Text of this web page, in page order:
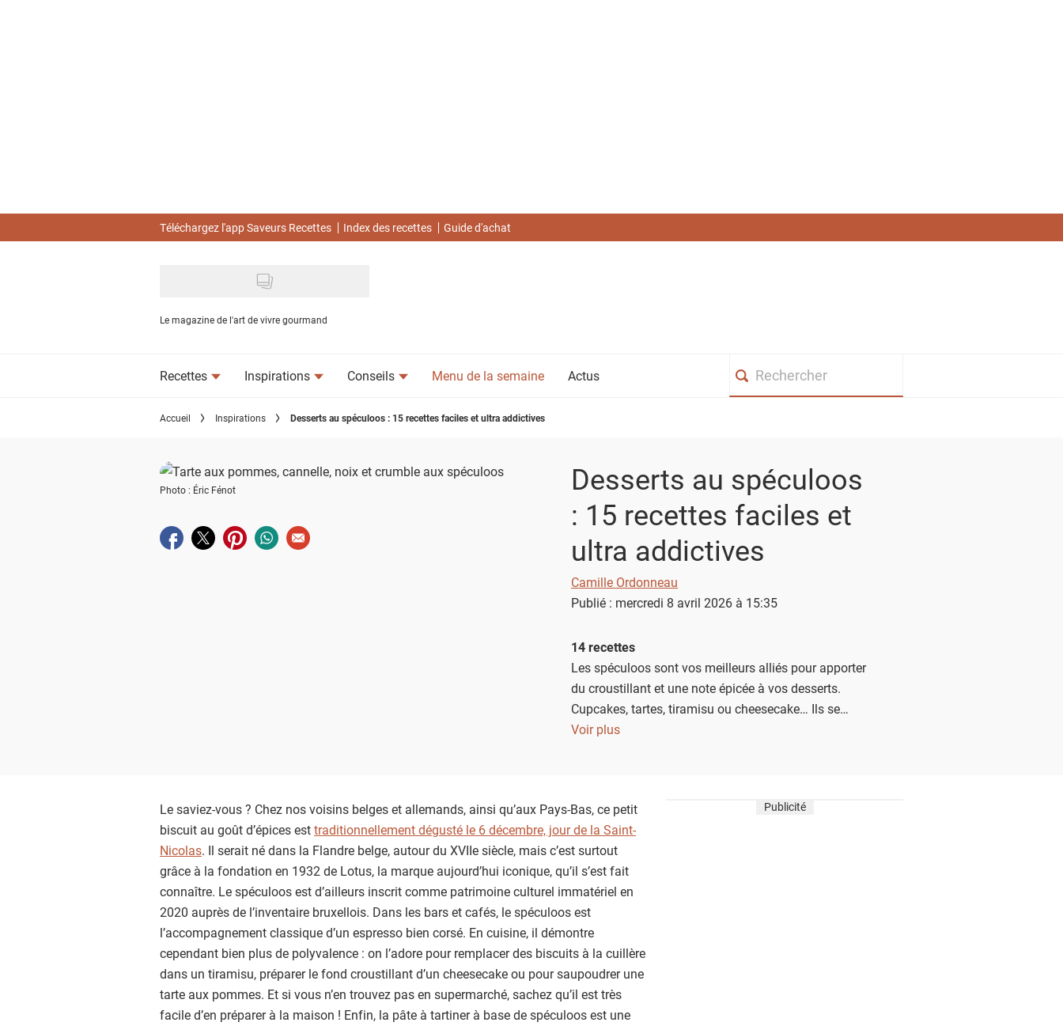
Téléchargez l'app Saveurs Recettes Index des recettes Guide d'achat
Le magazine de l'art de vivre gourmand
Recettes Inspirations Conseils Menu de la semaine Actus
Accueil Inspirations Desserts au spéculoos : 15 recettes faciles et ultra addictives
Photo : Éric Fénot
Partager sur facebook
Partager sur twitter
Partager sur pinterest
Partager sur whatsapp
Envoyer à un ami
Desserts au spéculoos
: 15 recettes faciles et
ultra addictives
Camille Ordonneau
Publié : mercredi 8 avril 2026 à 15:35
14 recettes
Les spéculoos sont vos meilleurs alliés pour apporter
du croustillant et une note épicée à vos desserts.
Cupcakes, tartes, tiramisu ou cheesecake… Ils se
prêtent à toutes les gourmandises.
Voir plus
Le saviez-vous ? Chez nos voisins belges et allemands, ainsi qu’aux Pays-Bas, ce petit
biscuit au goût d’épices esttraditionnellement dégusté le 6 décembre, jour de la Saint-
Nicolas. Il serait né dans la Flandre belge, autour du XVIIe siècle, mais c’est surtout
grâce à la fondation en 1932 de Lotus, la marque aujourd’hui iconique, qu’il s’est fait
connaître. Le spéculoos est d’ailleurs inscrit comme patrimoine culturel immatériel en
2020 auprès de l’inventaire bruxellois. Dans les bars et cafés, le spéculoos est
l’accompagnement classique d’un espresso bien corsé. En cuisine, il démontre
cependant bien plus de polyvalence : on l’adore pour remplacer des biscuits à la cuillère
dans un tiramisu, préparer le fond croustillant d’un cheesecake ou pour saupoudrer une
tarte aux pommes. Et si vous n’en trouvez pas en supermarché, sachez qu’il est très
facile d’en préparer à la maison ! Enfin, la pâte à tartiner à base de spéculoos est une
Publicité